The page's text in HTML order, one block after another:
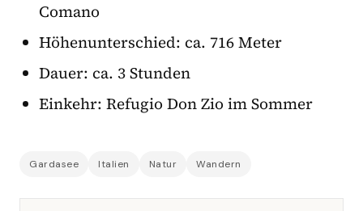
Comano
Höhenunterschied: ca. 716 Meter
Dauer: ca. 3 Stunden
Einkehr: Refugio Don Zio im Sommer
Gardasee Italien Natur Wandern